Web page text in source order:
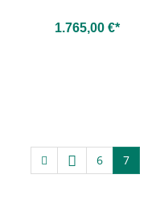
1.765,00 €*
6
7